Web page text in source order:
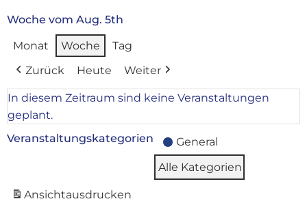
Woche vom Aug. 5th
Monat
Woche
Tag
Zurück
Heute Weiter
In diesem Zeitraum sind keine Veranstaltungen
geplant.
Veranstaltungskategorien
General
Alle Kategorien
Ansichtausdrucken